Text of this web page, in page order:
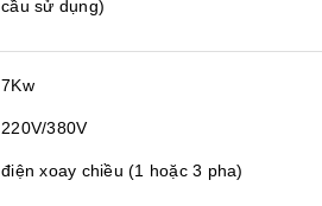
cầu sử dụng)
7Kw
220V/380V
điện xoay chiều (1 hoặc 3 pha)